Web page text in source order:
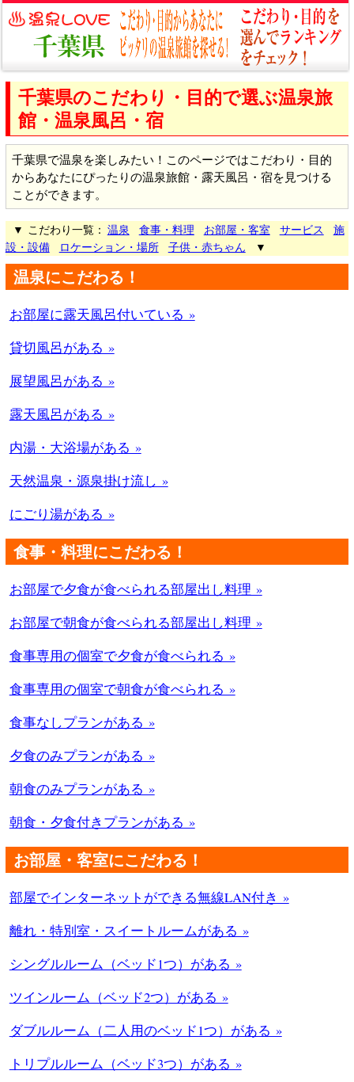
千葉県のこだわり・目的で選ぶ温泉旅
館・温泉風呂・宿
千葉県で温泉を楽しみたい！このページではこだわり・目的
からあなたにぴったりの温泉旅館・露天風呂・宿を見つける
ことができます。
▼ こだわり一覧： 温泉 食事・料理 お部屋・客室 サービス
施
設・設備
ロケーション・場所 子供・赤ちゃん ▼
温泉にこだわる！
お部屋に露天風呂付いている »
貸切風呂がある »
展望風呂がある »
露天風呂がある »
内湯・大浴場がある »
天然温泉・源泉掛け流し »
にごり湯がある »
食事・料理にこだわる！
お部屋で夕食が食べられる部屋出し料理 »
お部屋で朝食が食べられる部屋出し料理 »
食事専用の個室で夕食が食べられる »
食事専用の個室で朝食が食べられる »
食事なしプランがある »
夕食のみプランがある »
朝食のみプランがある »
朝食・夕食付きプランがある »
お部屋・客室にこだわる！
部屋でインターネットができる無線LAN付き »
離れ・特別室・スイートルームがある »
シングルルーム（ベッド1つ）がある »
ツインルーム（ベッド2つ）がある »
ダブルルーム（二人用のベッド1つ）がある »
トリプルルーム（ベッド3つ）がある »